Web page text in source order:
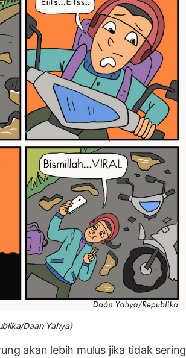
Daan Yahya)
akan lebih mulus jika tidak sering